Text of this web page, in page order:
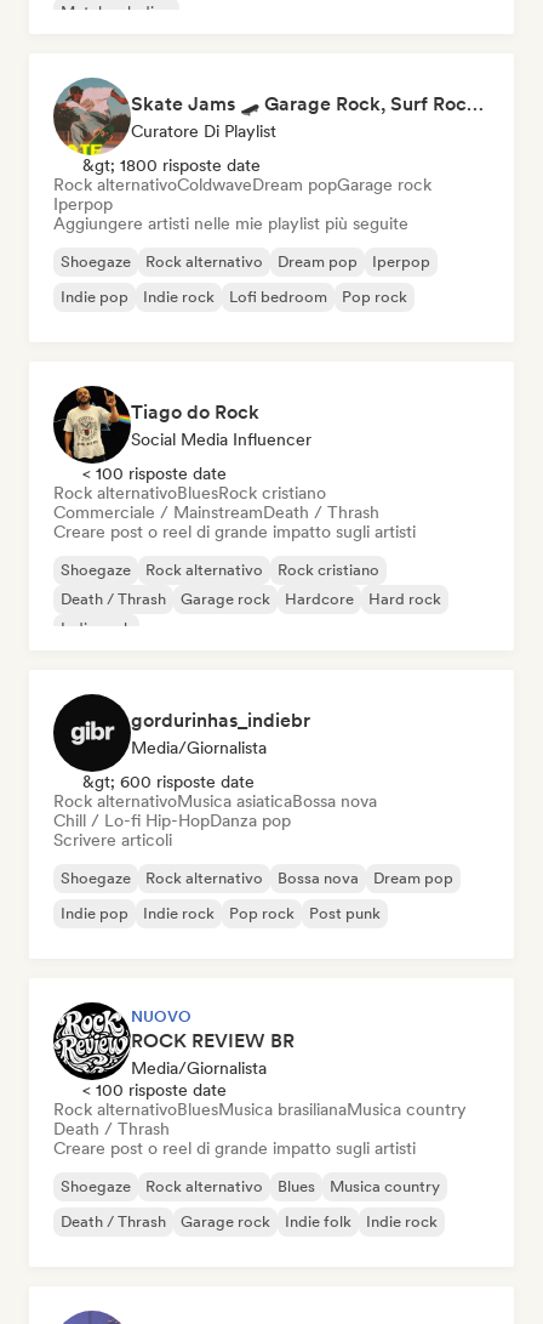
Metal melodico
Skate Jams 🛹 Garage Rock, Surf Rock & Neo-Psych
Curatore Di Playlist
&gt; 1800 risposte date
Rock alternativoColdwaveDream popGarage rock
Iperpop
Aggiungere artisti nelle mie playlist più seguite
Shoegaze Rock alternativo Dream pop
Iperpop
Indie pop
Indie rock Lofi bedroom Pop rock
Tiago do Rock
Social Media Influencer
< 100 risposte date
Rock alternativoBluesRock cristiano
Commerciale / MainstreamDeath / Thrash
Creare post o reel di grande impatto sugli artisti
Shoegaze Rock alternativo
Rock cristiano
Death / Thrash
Garage rock Hardcore
Hard rock
Indie rock
gordurinhas_indiebr
Media/Giornalista
&gt; 600 risposte date
Rock alternativoMusica asiaticaBossa nova
Chill / Lo-fi Hip-HopDanza pop
Scrivere articoli
Shoegaze Rock alternativo Bossa nova
Dream pop
Indie pop
Indie rock Pop rock Post punk
NUOVO
ROCK REVIEW BR
Media/Giornalista
< 100 risposte date
Rock alternativoBluesMusica brasilianaMusica country
Death / Thrash
Creare post o reel di grande impatto sugli artisti
Shoegaze Rock alternativo Blues
Musica country
Death / Thrash
Garage rock Indie folk Indie rock